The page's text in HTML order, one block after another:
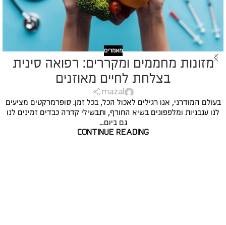
מאמרים
מזונות מחממים ומקררים: רפואה סינית
בצלחת לחיים מאוזנים
mazal
בעולם המודרני, אנו רגילים לאכול הכל, בכל זמן. סופרמרקטים מציעים
לנו עגבניות ומלפפונים בשיא החורף, ותבשילי קדרה כבדים זמינים לנו
גם ביום...
CONTINUE READING